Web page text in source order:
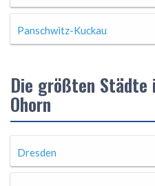
Panschwitz-Kuckau
Die größten Städte
Ohorn
Dresden